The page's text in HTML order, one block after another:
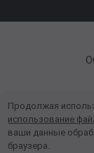
Продолжая
использование
ваши данные
браузера.